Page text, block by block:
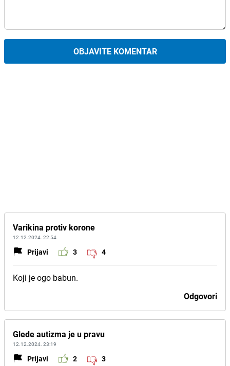
OBJAVITE KOMENTAR
Varikina protiv korone
12.12.2024. 22:54
Prijavi 3 4
Koji je ogo babun.
Odgovori
Glede autizma je u pravu
12.12.2024. 23:19
Prijavi 2 3